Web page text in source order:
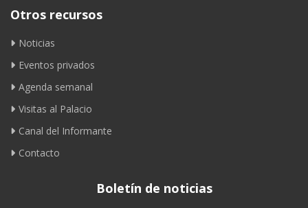
Otros recursos
Noticias
Eventos privados
Agenda semanal
Visitas al Palacio
Canal del Informante
Contacto
Boletín de noticias